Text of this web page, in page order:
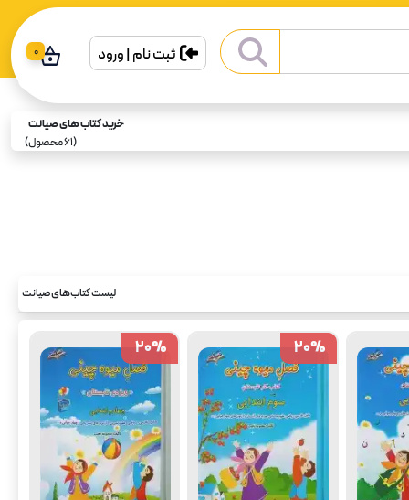
ثبت نام | ورود 0
خرید کتاب های صیانت
(
61محصول)
لیست کتاب‌های صیانت
20%
20%
20%
20%